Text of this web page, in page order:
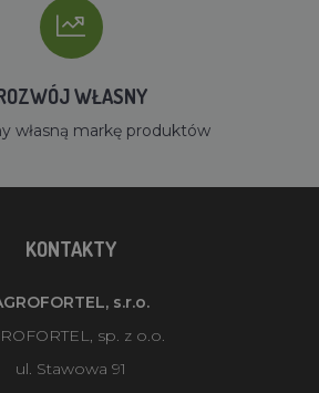
WŁASNY
własną markę produktów
KONTAKTY
s.r.o.
sp. z o.o.
ul. Stawowa 91